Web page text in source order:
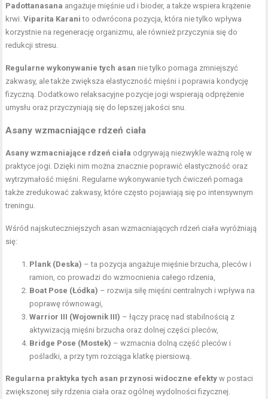
Padottanasana angażuje mięśnie ud i bioder, a także wspiera krążenie
krwi.Viparita Karani to odwrócona pozycja, która nie tylko wpływa
korzystnie na regenerację organizmu, ale również przyczynia się do
redukcji stresu.
Regularne wykonywanie tych asan nie tylko pomaga zmniejszyć
zakwasy, ale także zwiększa elastyczność mięśni i poprawia kondycję
fizyczną. Dodatkowo relaksacyjne pozycje jogi wspierają odprężenie
umysłu oraz przyczyniają się do lepszej jakości snu.
Asany wzmacniające rdzeń ciała
Asany wzmacniające rdzeń ciała odgrywają niezwykle ważną rolę w
praktyce jogi. Dzięki nim można znacznie poprawić elastyczność oraz
wytrzymałość mięśni. Regularne wykonywanie tych ćwiczeń pomaga
także zredukować zakwasy, które często pojawiają się po intensywnym
treningu.
Wśród najskuteczniejszych asan wzmacniających rdzeń ciała wyróżniają
się:
Plank (Deska) – ta pozycja angażuje mięśnie brzucha, pleców i
ramion, co prowadzi do wzmocnienia całego rdzenia,
Boat Pose (Łódka) – rozwija siłę mięśni centralnych i wpływa na
poprawę równowagi,
Warrior III (Wojownik III) – łączy pracę nad stabilnością z
aktywizacją mięśni brzucha oraz dolnej części pleców,
Bridge Pose (Mostek) – wzmacnia dolną część pleców i
pośladki, a przy tym rozciąga klatkę piersiową.
Regularna praktyka tych asan przynosi widoczne efekty w postaci
zwiększonej siły rdzenia ciała oraz ogólnej wydolności fizycznej.